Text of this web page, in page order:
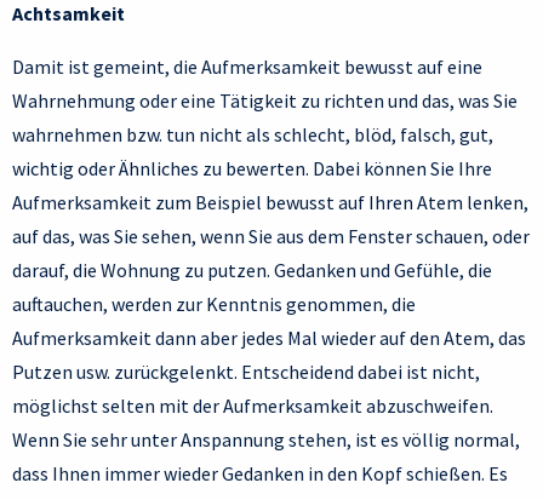
Achtsamkeit
Damit ist gemeint, die Aufmerksamkeit bewusst auf eine
Wahrnehmung oder eine Tätigkeit zu richten und das, was Sie
wahrnehmen bzw. tun nicht als schlecht, blöd, falsch, gut,
wichtig oder Ähnliches zu bewerten. Dabei können Sie Ihre
Aufmerksamkeit zum Beispiel bewusst auf Ihren Atem lenken,
auf das, was Sie sehen, wenn Sie aus dem Fenster schauen, oder
darauf, die Wohnung zu putzen. Gedanken und Gefühle, die
auftauchen, werden zur Kenntnis genommen, die
Aufmerksamkeit dann aber jedes Mal wieder auf den Atem, das
Putzen usw. zurückgelenkt. Entscheidend dabei ist nicht,
möglichst selten mit der Aufmerksamkeit abzuschweifen.
Wenn Sie sehr unter Anspannung stehen, ist es völlig normal,
dass Ihnen immer wieder Gedanken in den Kopf schießen. Es